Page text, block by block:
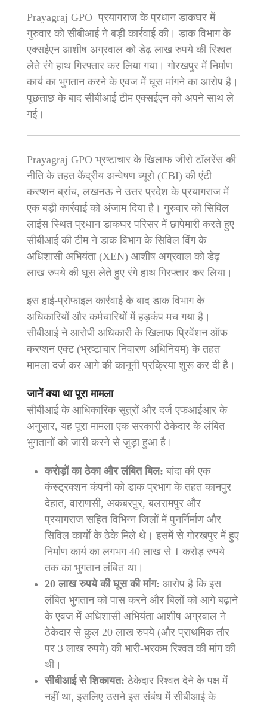
Prayagraj GPO प्रयागराज के प्रधान डाकघर में
गुरुवार को सीबीआई ने बड़ी कार्रवाई की। डाक विभाग के
एक्सईएन आशीष अग्रवाल को डेढ़ लाख रुपये की रिश्वत
लेते रंगे हाथ गिरफ्तार कर लिया गया। गोरखपुर में निर्माण
कार्य का भुगतान करने के एवज में घूस मांगने का आरोप है।
पूछताछ के बाद सीबीआई टीम एक्सईएन को अपने साथ ले
गई।
Prayagraj GPO भ्रष्टाचार के खिलाफ जीरो टॉलरेंस की
नीति के तहत केंद्रीय अन्वेषण ब्यूरो (CBI) की एंटी
करप्शन ब्रांच, लखनऊ ने उत्तर प्रदेश के प्रयागराज में
एक बड़ी कार्रवाई को अंजाम दिया है। गुरुवार को सिविल
लाइंस स्थित प्रधान डाकघर परिसर में छापेमारी करते हुए
सीबीआई की टीम ने डाक विभाग के सिविल विंग के
अधिशासी अभियंता (XEN) आशीष अग्रवाल को डेढ़
लाख रुपये की घूस लेते हुए रंगे हाथ गिरफ्तार कर लिया।
इस हाई-प्रोफाइल कार्रवाई के बाद डाक विभाग के
अधिकारियों और कर्मचारियों में हड़कंप मच गया है।
सीबीआई ने आरोपी अधिकारी के खिलाफ प्रिवेंशन ऑफ
करप्शन एक्ट (भ्रष्टाचार निवारण अधिनियम) के तहत
मामला दर्ज कर आगे की कानूनी प्रक्रिया शुरू कर दी है।
जानें क्या था पूरा मामला
सीबीआई के आधिकारिक सूत्रों और दर्ज एफआईआर के
अनुसार, यह पूरा मामला एक सरकारी ठेकेदार के लंबित
भुगतानों को जारी करने से जुड़ा हुआ है।
करोड़ों का ठेका और लंबित बिल: बांदा की एक
कंस्ट्रक्शन कंपनी को डाक प्रभाग के तहत कानपुर
देहात, वाराणसी, अकबरपुर, बलरामपुर और
प्रयागराज सहित विभिन्न जिलों में पुनर्निर्माण और
सिविल कार्यों के ठेके मिले थे। इसमें से गोरखपुर में हुए
निर्माण कार्य का लगभग 40 लाख से 1 करोड़ रुपये
तक का भुगतान लंबित था।
20 लाख रुपये की घूस की मांग: आरोप है कि इस
लंबित भुगतान को पास करने और बिलों को आगे बढ़ाने
के एवज में अधिशासी अभियंता आशीष अग्रवाल ने
ठेकेदार से कुल 20 लाख रुपये (और प्राथमिक तौर
पर 3 लाख रुपये) की भारी-भरकम रिश्वत की मांग की
थी।
सीबीआई से शिकायत: ठेकेदार रिश्वत देने के पक्ष में
नहीं था, इसलिए उसने इस संबंध में सीबीआई के